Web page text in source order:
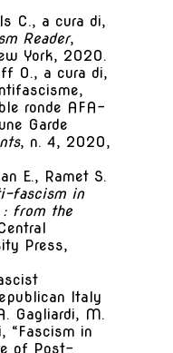
C., a cura di,
Reader,
York, 2020.
O., a cura di,
ronde AFA-
Garde
, n. 4, 2020,
E., Ramet S.
fascism in
: from the
Press,
Italy
Gagliardi, M.
“Fascism in
of Post-